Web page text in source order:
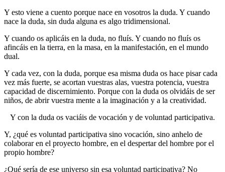
Y esto viene a cuento porque nace en vosotros la duda. Y cuando
nace la duda, sin duda alguna es algo tridimensional.
Y cuando os aplicáis en la duda, no fluís. Y cuando no fluís os
afincáis en la tierra, en la masa, en la manifestación, en el mundo
dual.
Y cada vez, con la duda, porque esa misma duda os hace pisar cada
vez más fuerte, se acortan vuestras alas, vuestra potencia, vuestra
capacidad de discernimiento. Porque con la duda os olvidáis de ser
niños, de abrir vuestra mente a la imaginación y a la creatividad.
Y con la duda os vaciáis de vocación y de voluntad participativa.
Y, ¿qué es voluntad participativa sino vocación, sino anhelo de
colaborar en el proyecto hombre, en el despertar del hombre por el
propio hombre?
¿Qué sería de ese universo sin esa voluntad participativa? No